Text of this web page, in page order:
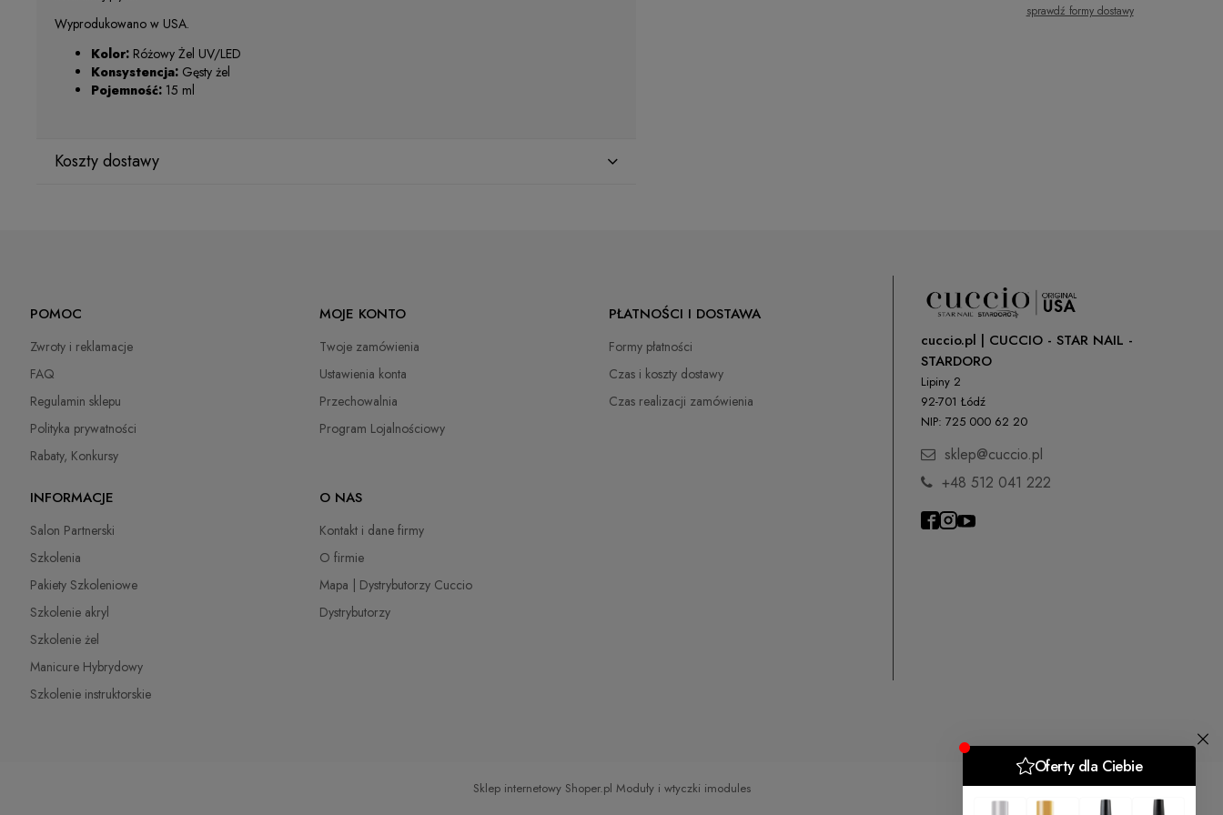
Wyprodukowano w USA.
Kolor: Różowy Żel UV/LED
Konsystencja: Gęsty żel
Pojemność: 15 ml
Koszty dostawy
14,99 zł
Kurier DPD 22,00 zł
Kurier Inpost
sprawdź formy dostawy
POMOC
Zwroty i reklamacje
FAQ
Regulamin sklepu
Polityka prywatności
Rabaty, Konkursy
MOJE KONTO
Twoje zamówienia
Ustawienia konta
Przechowalnia
Program Lojalnościowy
PŁATNOŚCI I DOSTAWA
Formy płatności
Czas i koszty dostawy
Czas realizacji zamówienia
INFORMACJE
Salon Partnerski
Szkolenia
Pakiety Szkoleniowe
Szkolenie akryl
Szkolenie żel
Manicure Hybrydowy
Szkolenie instruktorskie
O NAS
Kontakt i dane firmy
O firmie
Mapa | Dystrybutorzy Cuccio
Dystrybutorzy
cuccio.pl | CUCCIO - STAR NAIL -
STARDORO
Lipiny 2
92-701 Łódź
NIP: 725 000 62 20
sklep@cuccio.pl
+48 512 041 222
Sklep internetowy Shoper.pl Moduły i wtyczki imodules